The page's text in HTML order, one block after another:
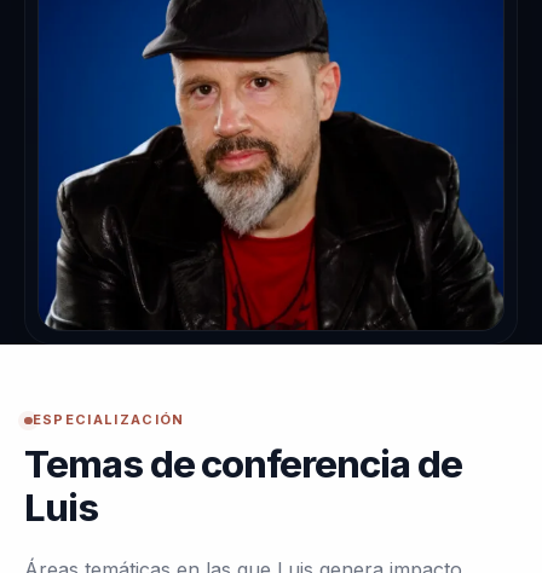
ESPECIALIZACIÓN
Temas de conferencia de
Luis